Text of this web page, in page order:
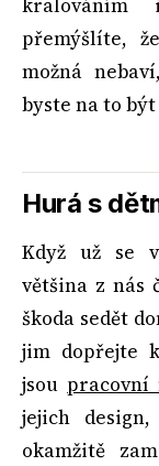
přemýšlíte,
možná
byste na to
Hurá s
Když už se
většina z nás
škoda sedět
jim dopřejte
jsoupracovní
jejich
okamžitě